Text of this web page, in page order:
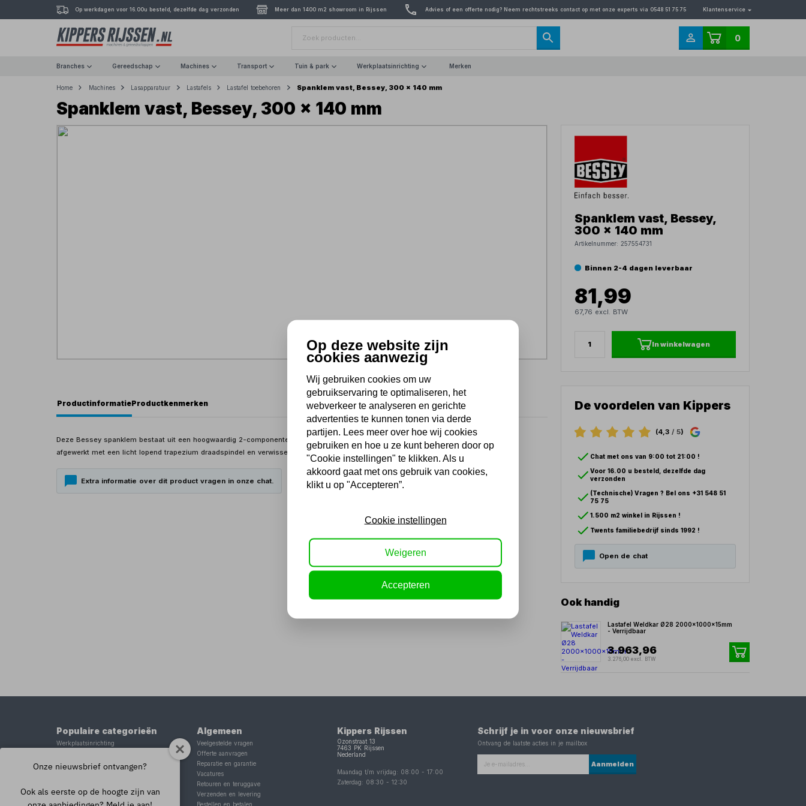
Op werkdagen voor 16.00u besteld, dezelfde dag verzonden Meer dan 1400 m2 showroom in Rijssen Advies of een offerte nodig? Neem rechtstreeks contact op met onze experts via 0548 51 75 75 Klantenservice
0
Branches Gereedschap Machines Transport Tuin & park Werkplaatsinrichting Merken
Home Machines Lasapparatuur Lastafels Lastafel toebehoren Spanklem vast, Bessey, 300 x 140 mm
Spanklem vast, Bessey, 300 x 140 mm
ProductinformatieProductkenmerken
Deze Bessey spanklem bestaat uit een hoogwaardig 2-componenten kunststof- en knevelgreep met afgeronde uiteinden en
afgewerkt met een licht lopend trapezium draadspindel en verwisselbare drukplaat.
Extra informatie over dit product vragen in onze chat.
Spanklem vast, Bessey,
300 x 140 mm
Artikelnummer:257554731
Binnen 2-4 dagen leverbaar
81,99
67,76 excl. BTW
In winkelwagen
De voordelen van Kippers
(4,3/ 5)
Chat met ons van 9:00 tot 21:00 !
Voor 16.00 u besteld, dezelfde dag
verzonden
(Technische) Vragen ? Bel ons +31 548 51
75 75
1.500 m2 winkel in Rijssen !
Twents familiebedrijf sinds 1992 !
Open de chat
Ook handig
Lastafel Weldkar Ø28 2000x1000x15mm
- Verrijdbaar
3.963,96
3.276,00 excl. BTW
Populaire categorieën
Werkplaatsinrichting
Tig lasapparaat
Motorlift
Schaarlift
Algemeen
Veelgestelde vragen
Offerte aanvragen
Reparatie en garantie
Vacatures
Retouren en teruggave
Verzenden en levering
Bestellen en betalen
Kippers Rijssen
Ozonstraat 13
7463 PK
Rijssen
Nederland
Maandag t/m vrijdag: 08:00 -17:00
Zaterdag: 08:30 -12:30
Schrijf je in voor onze nieuwsbrief
Ontvang de laatste acties in je mailbox
Aanmelden
Onze nieuwsbrief ontvangen?
Ook als eerste op de hoogte zijn van
Op deze website zijn
cookies aanwezig
Wij gebruiken cookies om uw
gebruikservaring te optimaliseren, het
webverkeer te analyseren en gerichte
advertenties te kunnen tonen via derde
partijen. Lees meer over hoe wij cookies
gebruiken en hoe u ze kunt beheren door op
"Cookie instellingen" te klikken. Als u
akkoord gaat met ons gebruik van cookies,
klikt u op "Accepteren”.
Cookie instellingen
Weigeren
Accepteren